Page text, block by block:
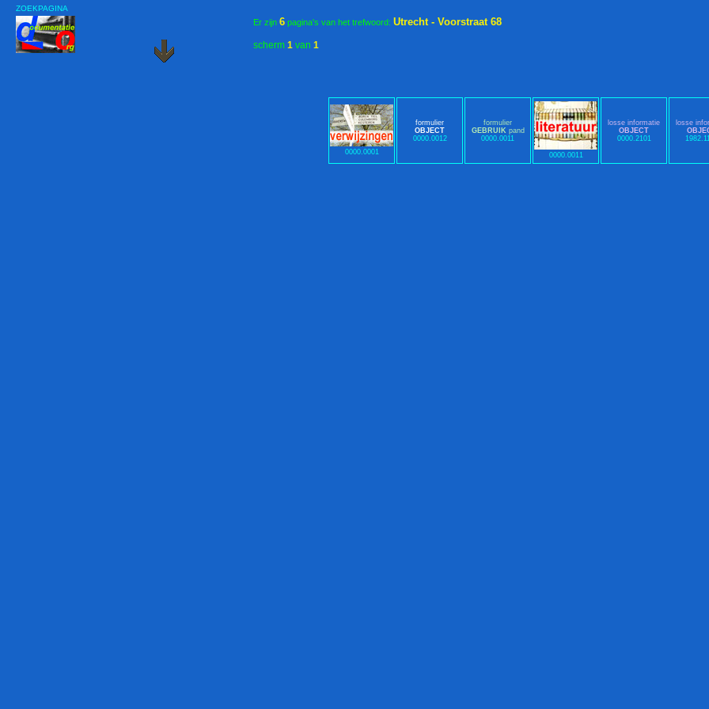
ZOEKPAGINA
Er zijn 6 pagina's van het trefwoord: Utrecht - Voorstraat 68
0000.0001
formulier
OBJECT
0000.0012
formulier
GEBRUIK pand
0000.0011
0000.0011
losse informatie
OBJECT
0000.2101
losse
scherm 1 van 1